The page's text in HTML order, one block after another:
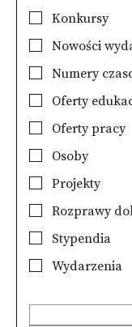
Konkursy
Nowości
Numery
Oferty
Oferty pracy
Osoby
Projekty
Rozprawy
Stypendia
Wydarzenia